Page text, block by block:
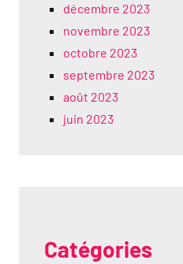
décembre 2023
novembre 2023
octobre 2023
septembre 2023
août 2023
juin 2023
Catégories